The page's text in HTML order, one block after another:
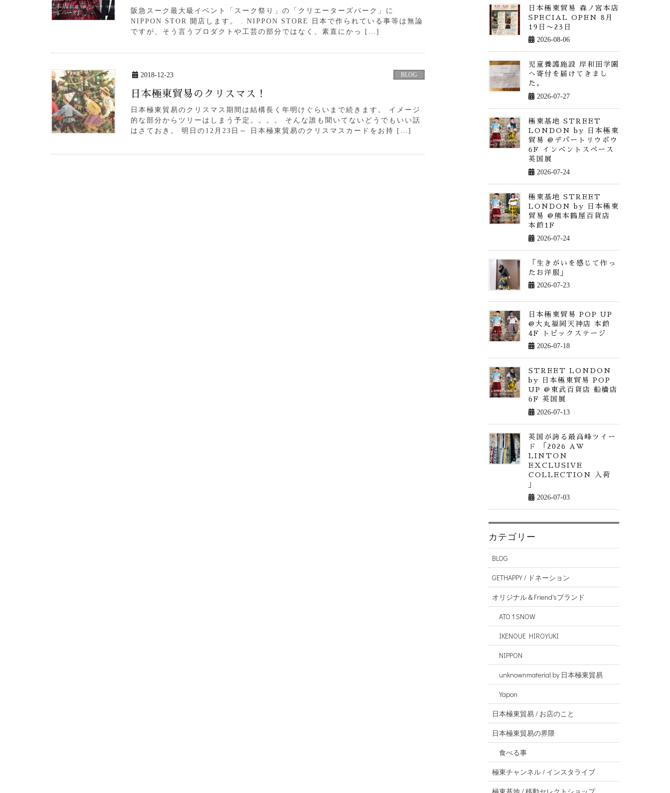
阪急スーク最大級イベント「スーク祭り」の「クリエーターズパーク」に
NIPPON STOR 開店します。 . NIPPON STORE 日本で作られている事等は無論
ですが、そう言うプロダクトや工芸の部分ではなく、素直にかっ […]
2018-12-23 BLOG
日本極東貿易のクリスマス！
日本極東貿易のクリスマス期間は結構長く年明けぐらいまで続きます。 イメージ
的な部分からツリーはしまう予定。。。。 そんな誰も聞いてないどうでもいい話
はさておき。 明日の12月23日～ 日本極東貿易のクリスマスカードをお持 […]
日本極東貿易 森ノ宮本店
SPECIAL OPEN 8月
19日〜23日
2026-08-06
児童養護施設 岸和田学園
へ寄付を届けてきまし
た。
2026-07-27
極東基地 STREET
LONDON by 日本極東
貿易 @デパートリウボウ
6F インベントスペース
英国展
2026-07-24
極東基地 STREET
LONDON by 日本極東
貿易 @熊本鶴屋百貨店
本館1F
2026-07-24
「生きがいを感じて作っ
たお洋服」
2026-07-23
日本極東貿易 POP UP
@大丸福岡天神店 本館
4F トピックステージ
2026-07-18
STREET LONDON
by 日本極東貿易 POP
UP @東武百貨店 船橋店
6F 英国展
2026-07-13
英国が誇る最高峰ツイー
ド 「2026 AW
LINTON
EXCLUSIVE
COLLECTION 入荷
」
2026-07-03
カテゴリー
BLOG
GETHAPPY / ドネーション
オリジナル＆Friend'sブランド
ATO 1 SNOW
IKENOUE HIROYUKI
NIPPON
unknownmaterial by 日本極東貿易
Yapon
日本極東貿易 / お店のこと
日本極東貿易の界隈
食べる事
極東チャンネル / インスタライブ